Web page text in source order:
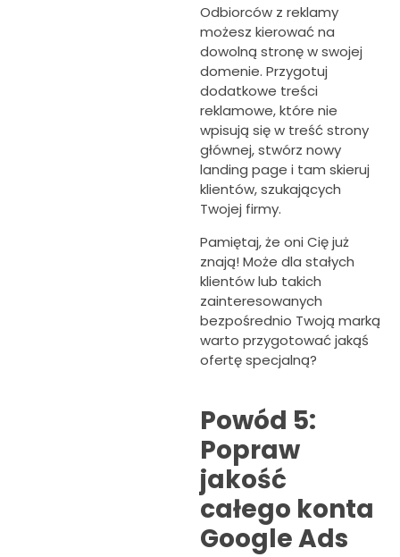
Odbiorców z reklamy
możesz kierować na
dowolną stronę w swojej
domenie. Przygotuj
dodatkowe treści
reklamowe, które nie
wpisują się w treść strony
głównej, stwórz nowy
landing page i tam skieruj
klientów, szukających
Twojej firmy.
Pamiętaj, że oni Cię już
znają! Może dla stałych
klientów lub takich
zainteresowanych
bezpośrednio Twoją marką
warto przygotować jakąś
ofertę specjalną?
Powód 5:
Popraw
jakość
całego konta
Google Ads